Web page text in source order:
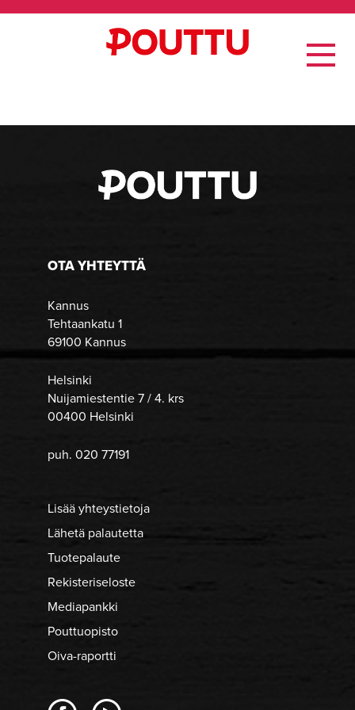
OTA YHTEYTTÄ
Kannus
Tehtaankatu 1
69100 Kannus
Helsinki
Nuijamiestentie 7 / 4. krs
00400 Helsinki
puh. 020 77191
Lisää yhteystietoja
Lähetä palautetta
Tuotepalaute
Rekisteriseloste
Mediapankki
Pouttuopisto
Oiva-raportti